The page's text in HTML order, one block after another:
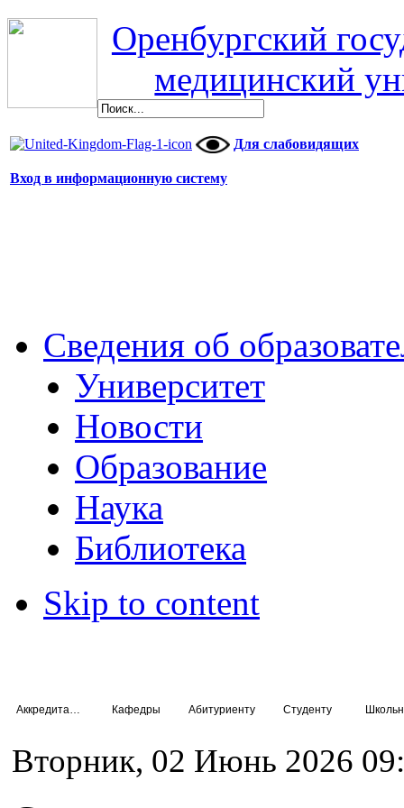
Оренбургский
медицинский
Для слабовидящих
Вход в информационную систему
Сведения об
Университет
Новости
Образование
Наука
Библиотека
Skip to content
Кафедры Абитуриенту Студенту
Вторник, 02 Июнь 2026